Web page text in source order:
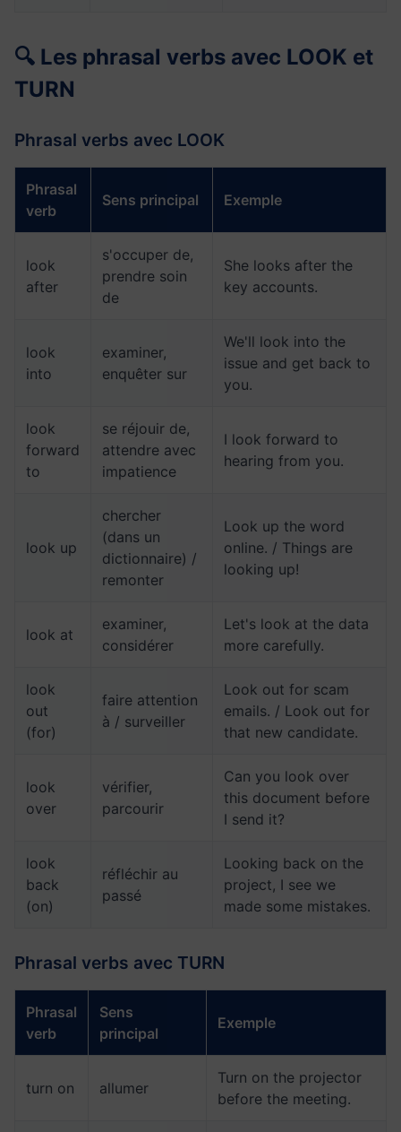
🔍 Les phrasal verbs avec LOOK et
TURN
Phrasal verbs avec LOOK
Phrasal
verb
Sens principal Exemple
look
after
s'occuper de,
prendre soin
de
She looks after the
key accounts.
look
into
examiner,
enquêter sur
We'll look into the
issue and get back to
you.
look
forward
to
se réjouir de,
attendre avec
impatience
I look forward to
hearing from you.
look up
chercher
(dans un
dictionnaire) /
remonter
Look up the word
online. / Things are
looking up!
look at
examiner,
considérer
Let's look at the data
more carefully.
look
out
(for)
faire attention
à / surveiller
Look out for scam
emails. / Look out for
that new candidate.
look
over
vérifier,
parcourir
Can you look over
this document before
I send it?
look
back
(on)
réfléchir au
passé
Looking back on the
project, I see we
made some mistakes.
Phrasal verbs avec TURN
Phrasal
verb
Sens
principal
Exemple
turn on allumer
Turn on the projector
before the meeting.